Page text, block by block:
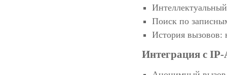
Поиск по
История вызовов:
Интеграция с